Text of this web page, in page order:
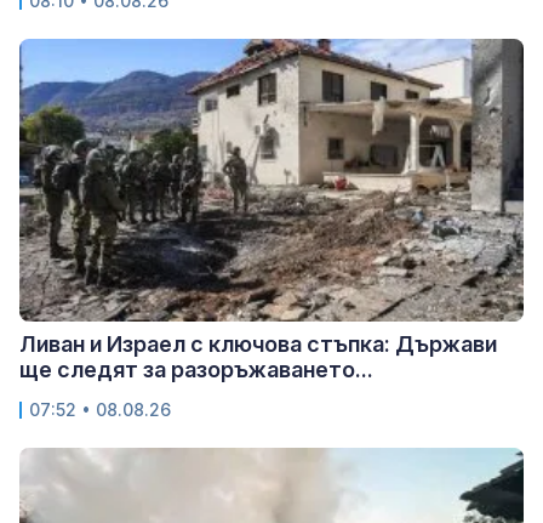
Ливан и Израел с ключова стъпка: Държави
ще следят за разоръжаването...
07:52 • 08.08.26